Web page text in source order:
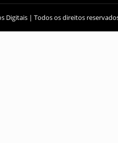
Digitais | Todos os direitos